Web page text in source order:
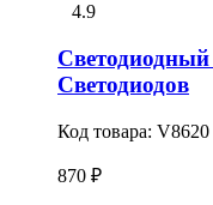
4.9
Светодиодов
Код товара: V8620
870 ₽